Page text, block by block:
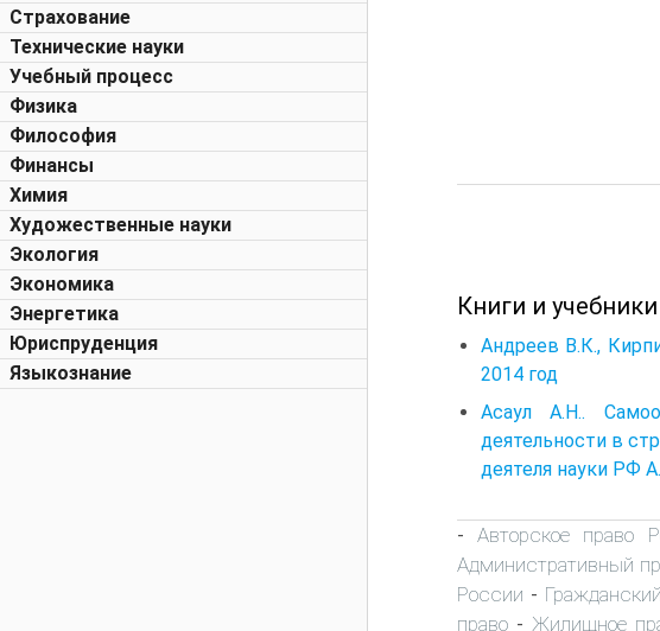
Страхование
Технические науки
Учебный процесс
Физика
Философия
Финансы
Химия
Художественные науки
Экология
Экономика
Энергетика
Юриспруденция
Языкознание
Книги и
Андреев В.К.,
2014 год
Асаул А.Н..
деятельности в
деятеля науки РФ
-Авторское право
Административный
России -
право - Жилищное